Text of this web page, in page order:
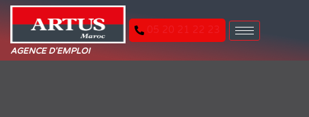
AGENCE D'EMPLOI
05 20 21 22 23